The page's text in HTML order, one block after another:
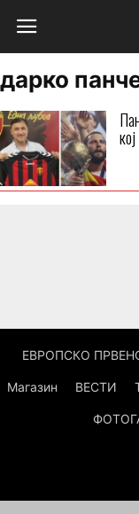
дарко
ЕВРОПСКО
Магазин ВЕСТИ